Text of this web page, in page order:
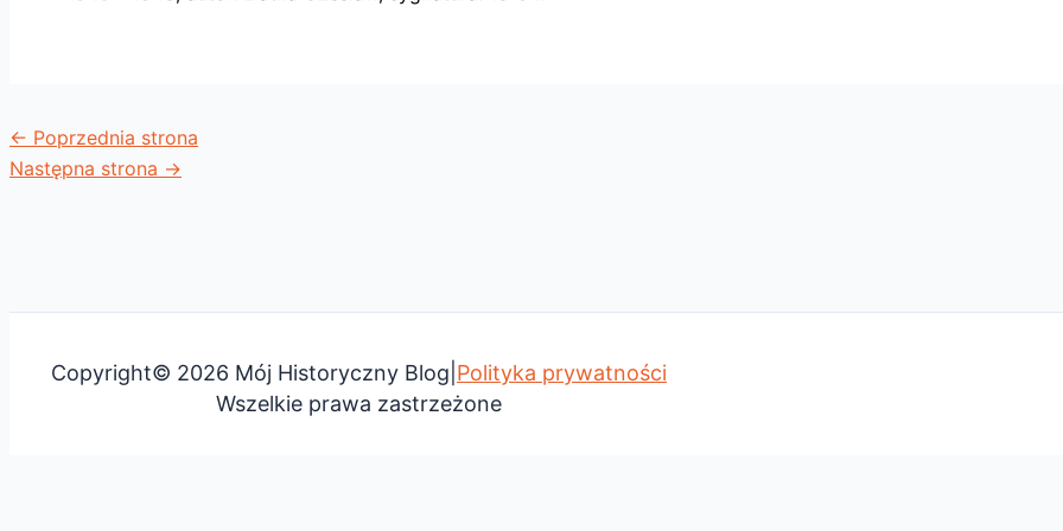
← Poprzednia strona
Następna strona →
Copyright© 2026 Mój Historyczny Blog| Polityka prywatności
Wszelkie prawa zastrzeżone